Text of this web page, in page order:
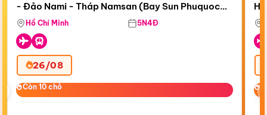
Bay Sun Phuquoc Airways
- Đảo Nami - Tháp Namsan (Bay Sun Phuquoc
Airways)
Hồ Chí Minh 5N4Đ
26/08
Còn 10 chỗ
Còn 10 chỗ